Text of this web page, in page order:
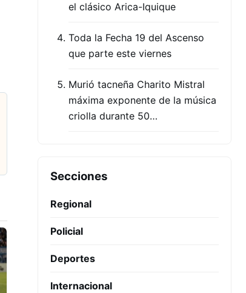
el clásico Arica-Iquique
Toda la Fecha 19 del Ascenso
que parte este viernes
Murió tacneña Charito Mistral
máxima exponente de la música
criolla durante 50…
Secciones
Regional
Policial
Deportes
Internacional